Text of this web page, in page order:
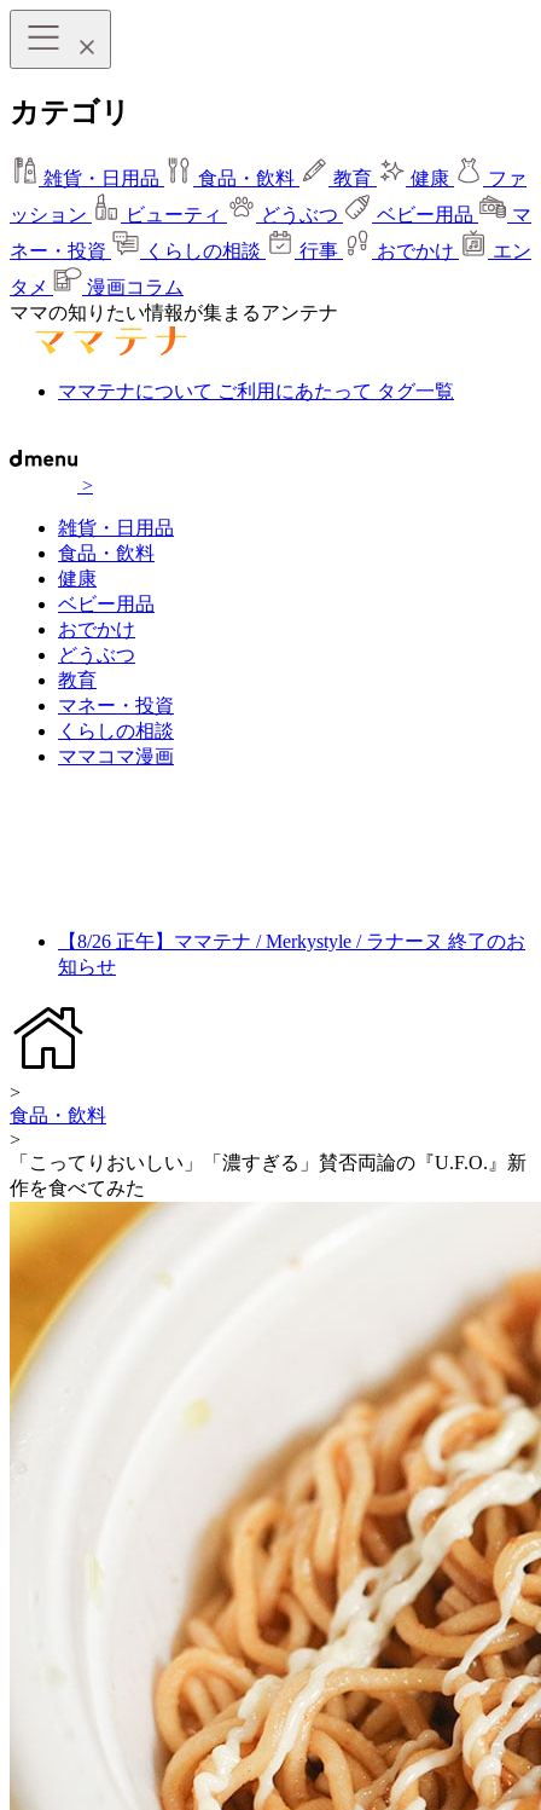
カテゴリ
雑貨・日用品 食品・飲料 教育 健康
ファ
ッション
ビューティ どうぶつ ベビー用品
マ
ネー・投資
くらしの相談 行事 おでかけ
エン
タメ
漫画コラム
ママの知りたい情報が集まるアンテナ
ママテナについて ご利用にあたって タグ一覧
>
雑貨・日用品
食品・飲料
健康
ベビー用品
おでかけ
どうぶつ
教育
マネー・投資
くらしの相談
ママコマ漫画
【8/26 正午】ママテナ / Merkystyle / ラナーヌ 終了のお
知らせ
>
食品・飲料
>
「こってりおいしい」「濃すぎる」賛否両論の『U.F.O.』新
作を食べてみた